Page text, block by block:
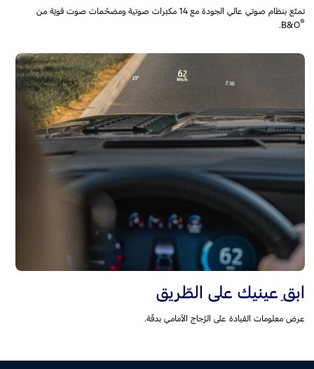
تمتّع بنظام صوتي عالي الجودة مع 14 مكبّرات صوتية ومضخّمات صوت قويّة من
B&O®
ابقِ عينيك على الطّريق
عرض معلومات القيادة على الزّجاج الأمامي بدقّة.